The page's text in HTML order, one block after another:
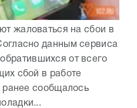
жаловаться на сбои в
данным сервиса
от всего
сбой в работе
ранее сообщалось